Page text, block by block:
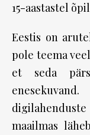
15-aastastel
Eestis on
pole teema
et seda
maailmas